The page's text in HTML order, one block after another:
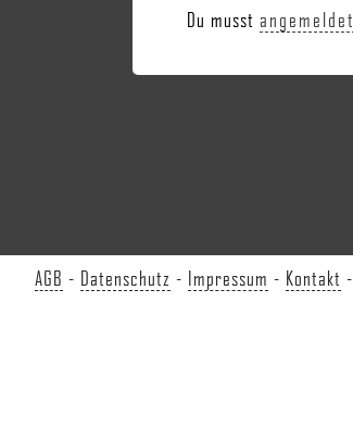
Du musst angemeldet
AGB - Datenschutz - Impressum - Kontakt -